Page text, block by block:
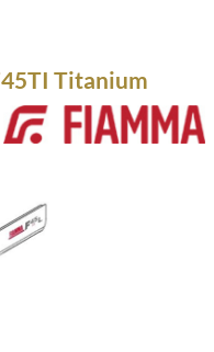
Titanium